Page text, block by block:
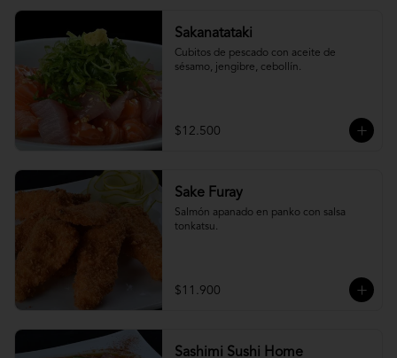
Sakanatataki
Cubitos de pescado con aceite de
sésamo, jengibre, cebollín.
$12.500
Sake Furay
Salmón apanado en panko con salsa
tonkatsu.
$11.900
Sashimi Sushi Home